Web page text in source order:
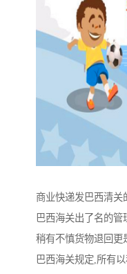
商业快递发巴西清关
巴西海关出了名的管
稍有不慎货物退回更
巴西海关规定,所有